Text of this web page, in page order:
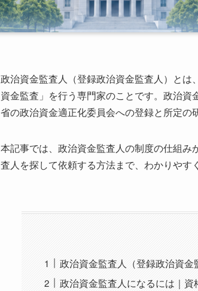
政治資金監査人（登録政治資金監査人）と
資金監査」を行う専門家のことです。政治
省の政治資金適正化委員会への登録と所定の
本記事では、政治資金監査人の制度の仕組
査人を探して依頼する方法まで、わかりやす
政治資金監査人（登録政治資金
政治資金監査人になるには｜資